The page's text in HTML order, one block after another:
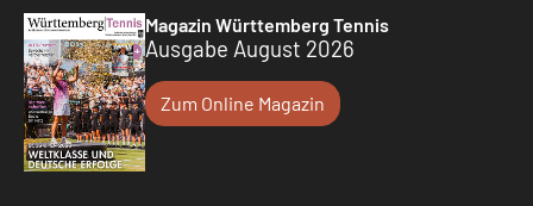
Magazin Württemberg Tennis
Ausgabe August 2026
Zum Online Magazin